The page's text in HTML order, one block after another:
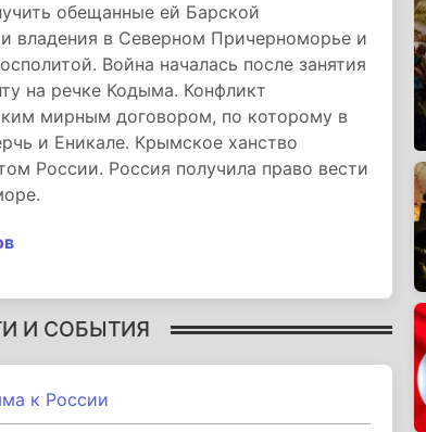
обещанные ей Барской
владения в Северном Причерноморье и
Война началась после занятия
на речке Кодыма. Конфликт
мирным договором, по которому в
и Еникале. Крымское ханство
России. Россия получила право вести
И СОБЫТИЯ
к России